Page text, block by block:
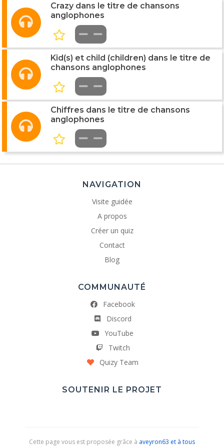
Crazy dans le titre de chansons
anglophones
Kid(s) et child (children) dans le titre de
chansons anglophones
Chiffres dans le titre de chansons
anglophones
NAVIGATION
Visite guidée
A propos
Créer un quiz
Contact
Blog
COMMUNAUTÉ
Facebook
Discord
YouTube
Twitch
Quizy Team
SOUTENIR LE PROJET
Cette page vous est proposée grâce à aveyron63 et à tous